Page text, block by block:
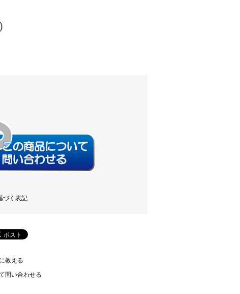
づく表記
教える
問い合わせる